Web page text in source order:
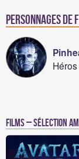
Personnages de
Films – Sélection